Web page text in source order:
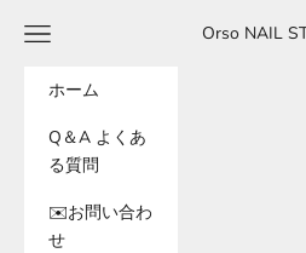
Orso NAIL
メニュー
ホーム
Q＆A よくあ
る質問
✉️お問い合わ
せ